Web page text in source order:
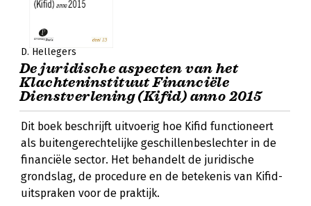
D. Hellegers
De juridische aspecten van het
Klachteninstituut Financiële
Dienstverlening (Kifid) anno 2015
Dit boek beschrijft uitvoerig hoe Kifid functioneert
als buitengerechtelijke geschillenbeslechter in de
financiële sector. Het behandelt de juridische
grondslag, de procedure en de betekenis van Kifid-
uitspraken voor de praktijk.